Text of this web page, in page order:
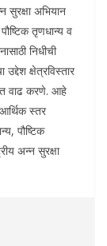
सुरक्षा अभियान
तृणधान्य व
निधीची
क्षेत्रविस्तार
वाढ करणे. आहे
स्तर
पौष्टिक
अन्न सुरक्षा